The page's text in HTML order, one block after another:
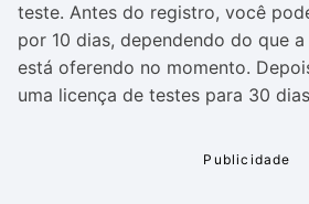
teste. Antes do registro, você
por 10 dias, dependendo do que
está oferendo no momento.
uma licença de testes para 30